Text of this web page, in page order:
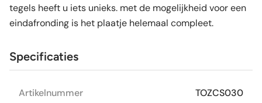
tegels heeft u iets unieks. met de mogelijkheid voor een
eindafronding is het plaatje helemaal compleet.
Specificaties
Artikelnummer TOZCS030